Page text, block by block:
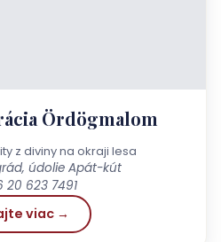
Ördögmalom
z diviny na okraji lesa
údolie Apát-kút
20 623 7491
viac →